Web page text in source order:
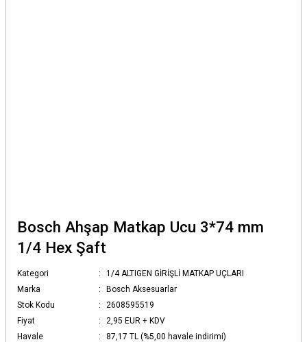
Bosch Ahşap Matkap Ucu 3*74 mm
1/4 Hex Şaft
Kategori
1/4 ALTIGEN GİRİŞLİ MATKAP UÇLARI
Marka
Bosch Aksesuarlar
Stok Kodu
2608595519
Fiyat
2,95 EUR + KDV
Havale
87,17 TL (%5,00 havale indirimi)